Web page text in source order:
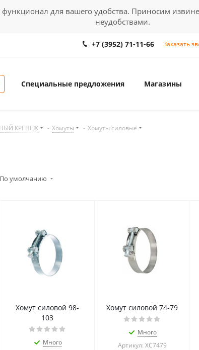
для вашего удобства. Приносим
неудобствами.
+7 (3952) 71-11-66 Заказать
Специальные предложения Магазины
КРЕПЕЖ - Хомуты - Хомуты силовые
По умолчанию
Хомут силовой 98-
103
Много
Хомут силовой 74-79
Много
Артикул: ХС7479